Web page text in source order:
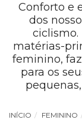
Conforto e
dos
ciclismo.
matérias-
feminino,
para os
INÍCIO FEMININO